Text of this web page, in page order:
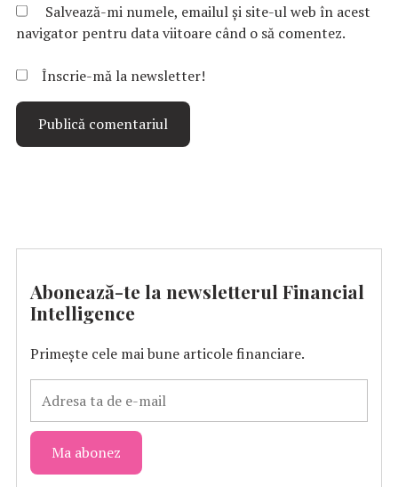
Salvează-mi numele, emailul și site-ul web în acest
navigator pentru data viitoare când o să comentez.
Înscrie-mă la newsletter!
Abonează-te la newsletterul Financial
Intelligence
Primește cele mai bune articole financiare.